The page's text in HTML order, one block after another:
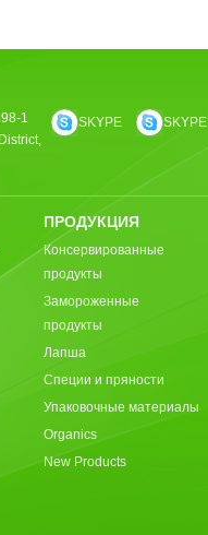
1
SKYPE SKYPE
ПРОДУКЦИЯ
Консервированные
продукты
Замороженные
продукты
Лапша
Специи и пряности
Упаковочные материалы
Organics
New Products